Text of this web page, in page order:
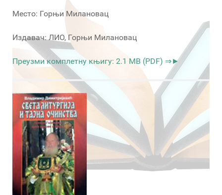
Место: Горњи Милановац
Издавач: ЛИО, Горњи Милановац
Преузми комплетну књигу: 2.1 MB (PDF) ⇒►